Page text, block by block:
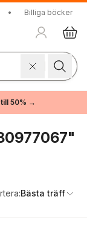
• Billiga böcker
50% →
Bästa träff